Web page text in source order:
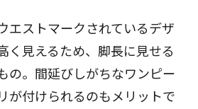
エストマークされているデザ
く見えるため、脚長に見せる
の。間延びしがちなワンピー
が付けられるのもメリットで